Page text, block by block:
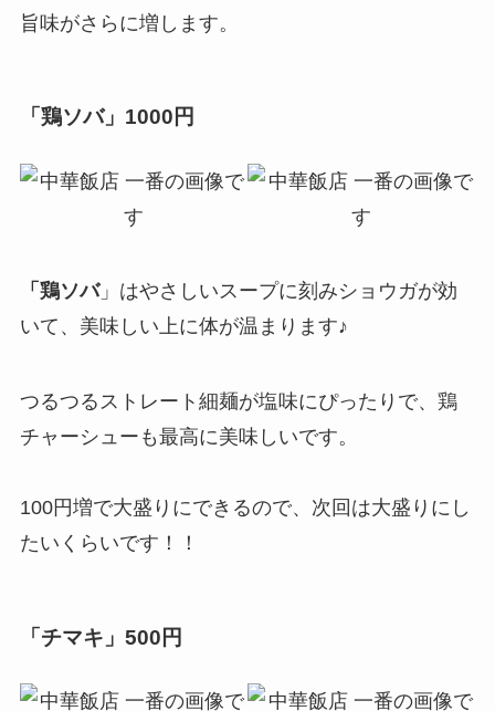
旨味がさらに増します。
「鶏ソバ」1000円
「鶏ソバ」はやさしいスープに刻みショウガが効
いて、美味しい上に体が温まります♪
つるつるストレート細麺が塩味にぴったりで、鶏
チャーシューも最高に美味しいです。
100円増で大盛りにできるので、次回は大盛りにし
たいくらいです！！
「チマキ 」500円